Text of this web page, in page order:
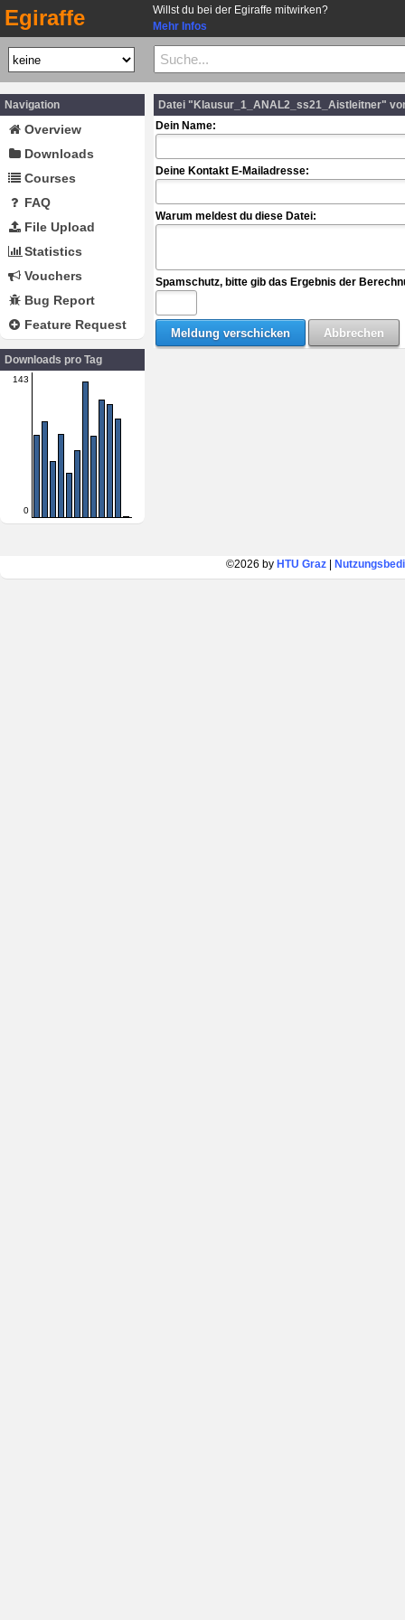
Egiraffe
Willst du bei der Egiraffe mitwirken?
Mehr Infos
Navigation
Overview
Downloads
Courses
FAQ
File Upload
Statistics
Vouchers
Bug Report
Feature Request
Downloads pro Tag
143
0
Datei "Klausur_1_ANAL2_ss21_Aistleitner"
Dein Name:
Deine Kontakt E-Mailadresse:
Warum meldest du diese Datei:
Spamschutz, bitte gib das Ergebnis der
©2026 by HTU Graz|